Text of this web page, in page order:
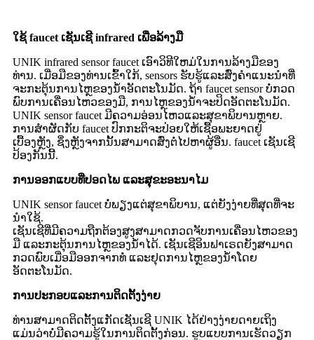
ໃຊ້ faucet ເຊັນເຊີ infrared ເພື່ອລ້າງມື
UNIK infrared sensor faucet ເອົາວິທີໃຫມ່ໃນການລ້າງມືຂອງ
ທ່ານ. ເມື່ອມືຂອງທ່ານເຂົ້າໃກ້, sensors ຮັບຮູ້ແລະສົ່ງຄໍາແນະນໍາທີ່
ຈະກະຕຸ້ນການໄຫຼຂອງນ້ໍາອັດຕະໂນມັດ. ຖ້າ faucet sensor ບໍ່ກວດ
ພົບການເຄື່ອນໄຫວຂອງມື, ການໄຫຼຂອງນ້ໍາຈະປິດອັດຕະໂນມັດ.
UNIK sensor faucet ມີຄວາມອ່ອນໄຫວແລະສຸຂາພິບານຫຼາຍ.
ການສໍາຜັດກັບ faucet ປົກກະຕິຈະປ່ອຍໃຫ້ເຊື້ອພະຍາດຢູ່
ເບື້ອງຫຼັງ, ຊຶ່ງຫຼັງຈາກນັ້ນສາມາດສົ່ງຕໍ່ໄປຫາຜູ້ອື່ນ. faucet ເຊັນເຊີ
ປ້ອງກັນນີ້.
ການອອກແບບທີ່ປອດໄພ ແລະສຸຂະອະນາໄມ
UNIK sensor faucet ບໍ່ພຽງແຕ່ສຸຂາພິບານ, ແຕ່ຍັງງ່າຍທີ່ສຸດທີ່ຈະ
ນໍາໃຊ້.
ເຊັນເຊີທີ່ມີຄວາມຖືກຕ້ອງສູງສາມາດກວດຈັບການເຄື່ອນໄຫວຂອງ
ມື ແລະກະຕຸ້ນການໄຫຼຂອງນໍ້າໄດ້. ເຊັນເຊີອິນຟາເຣດຍັງສາມາດ
ກວດພົບເມື່ອມືອອກຈາກທໍ່ ແລະຢຸດການໄຫຼຂອງນໍ້າໂດຍ
ອັດຕະໂນມັດ.
ການປະກອບແລະການຕິດຕັ້ງງ່າຍ
ທ່ານສາມາດຕິດຕັ້ງແກັດເຊັນເຊີ UNIK ໄດ້ຢ່າງງ່າຍດາຍເຖິງ
ແມ່ນວ່າບໍ່ມີຄວາມຮູ້ໃນການຕິດຕັ້ງກ່ອນ. ຮູບແບບການເຮັດວຽກ